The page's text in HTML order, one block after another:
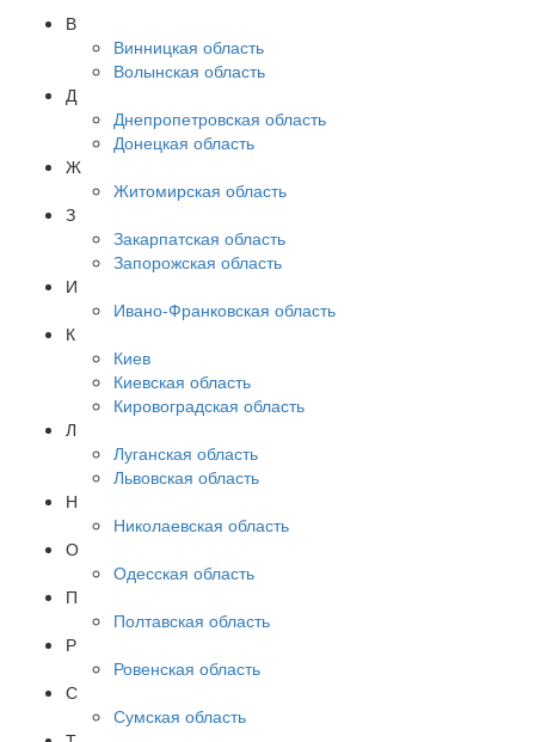
В
Винницкая область
Волынская область
Д
Днепропетровская область
Донецкая область
Ж
Житомирская область
З
Закарпатская область
Запорожская область
И
Ивано-Франковская область
К
Киев
Киевская область
Кировоградская область
Л
Луганская область
Львовская область
Н
Николаевская область
О
Одесская область
П
Полтавская область
Р
Ровенская область
С
Сумская область